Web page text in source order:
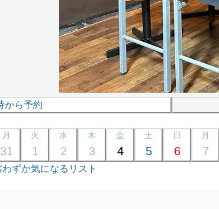
から予約
月
31
火
1
水
2
木
3
金
4
土
5
日
6
月
7
わずか気になるリスト